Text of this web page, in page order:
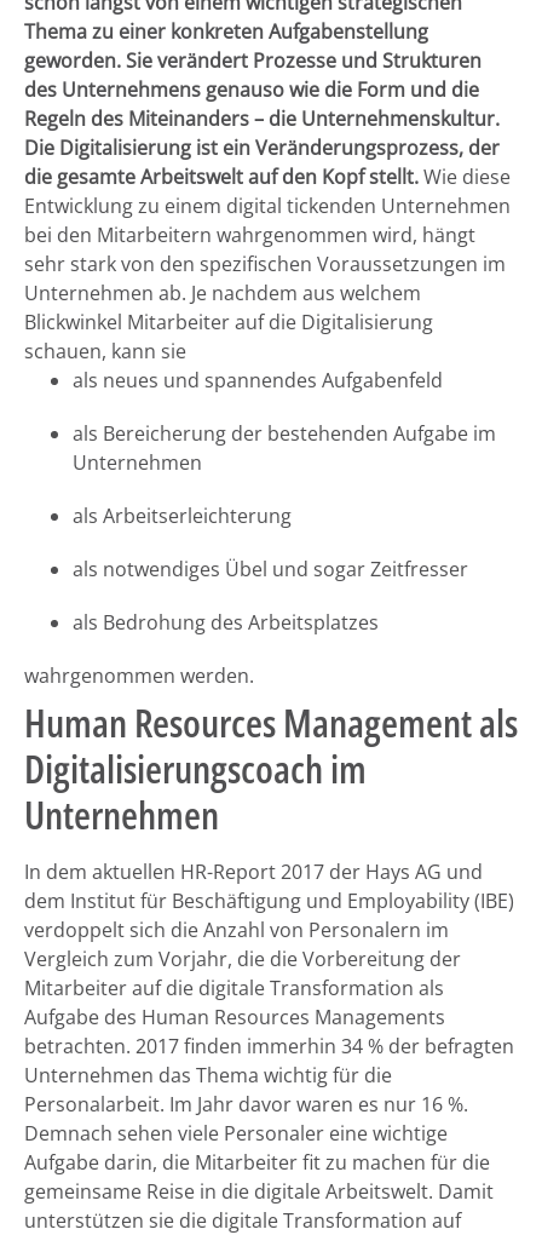
Thema zu einer konkreten Aufgabenstellung
geworden. Sie verändert Prozesse und Strukturen
des Unternehmens genauso wie die Form und die
Regeln des Miteinanders – die Unternehmenskultur.
Die Digitalisierung ist ein Veränderungsprozess, der
die gesamte Arbeitswelt auf den Kopf stellt.Wie diese
Entwicklung zu einem digital tickenden Unternehmen
bei den Mitarbeitern wahrgenommen wird, hängt
sehr stark von den spezifischen Voraussetzungen im
Unternehmen ab. Je nachdem aus welchem
Blickwinkel Mitarbeiter auf die Digitalisierung
schauen, kann sie
als neues und spannendes Aufgabenfeld
als Bereicherung der bestehenden Aufgabe im
Unternehmen
als Arbeitserleichterung
als notwendiges Übel und sogar Zeitfresser
als Bedrohung des Arbeitsplatzes
wahrgenommen werden.
Human Resources Management als
Digitalisierungscoach im
Unternehmen
In dem aktuellen HR-Report 2017 der Hays AG und
dem Institut für Beschäftigung und Employability (IBE)
verdoppelt sich die Anzahl von Personalern im
Vergleich zum Vorjahr, die die Vorbereitung der
Mitarbeiter auf die digitale Transformation als
Aufgabe des Human Resources Managements
betrachten. 2017 finden immerhin 34 % der befragten
Unternehmen das Thema wichtig für die
Personalarbeit. Im Jahr davor waren es nur 16 %.
Demnach sehen viele Personaler eine wichtige
Aufgabe darin, die Mitarbeiter fit zu machen für die
gemeinsame Reise in die digitale Arbeitswelt. Damit
unterstützen sie die digitale Transformation auf